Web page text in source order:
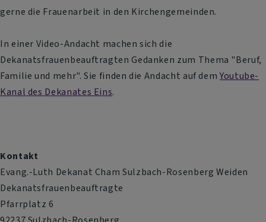
gerne die Frauenarbeit in den Kirchengemeinden.
In einer Video-Andacht machen sich die
Dekanatsfrauenbeauftragten Gedanken zum Thema "Beruf,
Familie und mehr". Sie finden die Andacht auf demYoutube-
Kanal des Dekanates Eins.
Kontakt
Evang.-Luth Dekanat Cham Sulzbach-Rosenberg Weiden
Dekanatsfrauenbeauftragte
Pfarrplatz 6